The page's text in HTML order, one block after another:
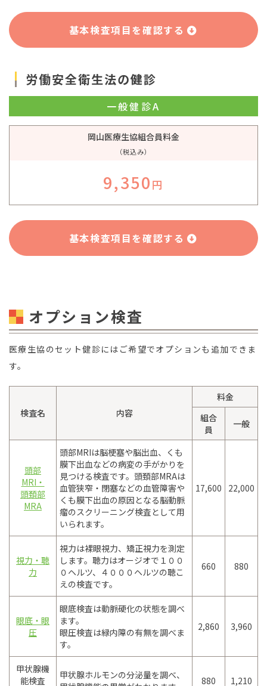
基本検査項目を確認する
労働安全衛生法の健診
一般健診A
岡山医療生協組合員料金
（税込み）
9,350円
基本検査項目を確認する
オプション検査
医療生協のセット健診にはご希望でオプションも追加できま
す。
検査名 内容
料金
組合
員
一般
頭部
MRI・
頭頚部
MRA
頭部MRIは脳梗塞や脳出血、くも
膜下出血などの病変の手がかりを
見つける検査です。頭頚部MRAは
血管狭窄・閉塞などの血管障害や
くも膜下出血の原因となる脳動脈
瘤のスクリーニング検査として用
いられます。
17,600 22,000
視力・聴
力
視力は裸眼視力、矯正視力を測定
します。聴力はオージオで１００
０ヘルツ、４０００ヘルツの聴こ
えの検査です。
660 880
眼底・眼
圧
眼底検査は動脈硬化の状態を調べ
ます。
眼圧検査は緑内障の有無を調べま
す。
2,860 3,960
甲状腺機
能検査
甲状腺ホルモンの分泌量を調べ、
880 1,210